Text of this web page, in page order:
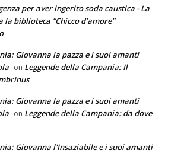
per aver ingerito soda caustica - La
la biblioteca “Chicco d’amore”
Giovanna la pazza e i suoi amanti
on Leggende della Campania: Il
Giovanna la pazza e i suoi amanti
on Leggende della Campania: da dove
Giovanna l'Insaziabile e i suoi amanti